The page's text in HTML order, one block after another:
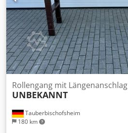
Tauberbischofsheim
180 km
Rollengang mit Längenanschlag
UNBEKANNT